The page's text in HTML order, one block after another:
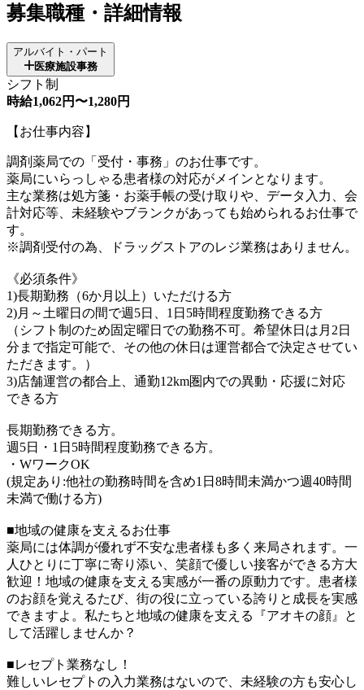
募集職種・詳細情報
アルバイト・パート
医療施設事務
シフト制
時給1,062円〜1,280円
【お仕事内容】
調剤薬局での「受付・事務」のお仕事です。
薬局にいらっしゃる患者様の対応がメインとなります。
主な業務は処方箋・お薬手帳の受け取りや、データ入力、会
計対応等、未経験やブランクがあっても始められるお仕事で
す。
※調剤受付の為、ドラッグストアのレジ業務はありません。
《必須条件》
1)長期勤務（6か月以上）いただける方
2)月～土曜日の間で週5日、1日5時間程度勤務できる方
（シフト制のため固定曜日での勤務不可。希望休日は月2日
分まで指定可能で、その他の休日は運営都合で決定させてい
ただきます。）
3)店舗運営の都合上、通勤12km圏内での異動・応援に対応
できる方
長期勤務できる方。
週5日・1日5時間程度勤務できる方。
・WワークOK
(規定あり:他社の勤務時間を含め1日8時間未満かつ週40時間
未満で働ける方)
■地域の健康を支えるお仕事
薬局には体調が優れず不安な患者様も多く来局されます。一
人ひとりに丁寧に寄り添い、笑顔で優しい接客ができる方大
歓迎！地域の健康を支える実感が一番の原動力です。患者様
のお顔を覚えるたび、街の役に立っている誇りと成長を実感
できますよ。私たちと地域の健康を支える『アオキの顔』と
して活躍しませんか？
■レセプト業務なし！
難しいレセプトの入力業務はないので、未経験の方も安心し